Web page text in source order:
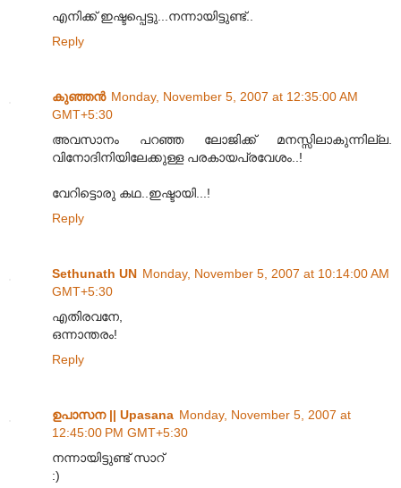
എനിക്ക് ഇഷ്ടപ്പെട്ടു...നന്നായിട്ടുണ്ട്..
Reply
കുഞ്ഞന്‍ Monday, November 5, 2007 at 12:35:00 AM
GMT+5:30
അവസാനം പറഞ്ഞ ലോജിക്ക് മനസ്സിലാകുന്നില്ല.
വിനോദിനിയിലേക്കുള്ള പരകായപ്രവേശം..!
വേറിട്ടൊരു കഥ..ഇഷ്ടായി...!
Reply
Sethunath UN Monday, November 5, 2007 at 10:14:00 AM
GMT+5:30
എതിര‌വനേ,
ഒന്നാന്ത‌ര‌ം!
Reply
ഉപാസന || Upasana Monday, November 5, 2007 at
12:45:00 PM GMT+5:30
നന്നായിട്ടുണ്ട് സാറ്
:)